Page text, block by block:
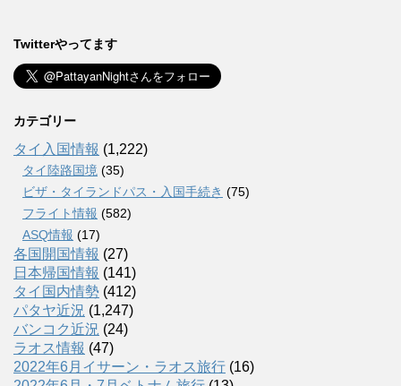
Twitterやってます
カテゴリー
タイ入国情報 (1,222)
タイ陸路国境 (35)
ビザ・タイランドパス・入国手続き (75)
フライト情報 (582)
ASQ情報 (17)
各国開国情報 (27)
日本帰国情報 (141)
タイ国内情勢 (412)
パタヤ近況 (1,247)
バンコク近況 (24)
ラオス情報 (47)
2022年6月イサーン・ラオス旅行 (16)